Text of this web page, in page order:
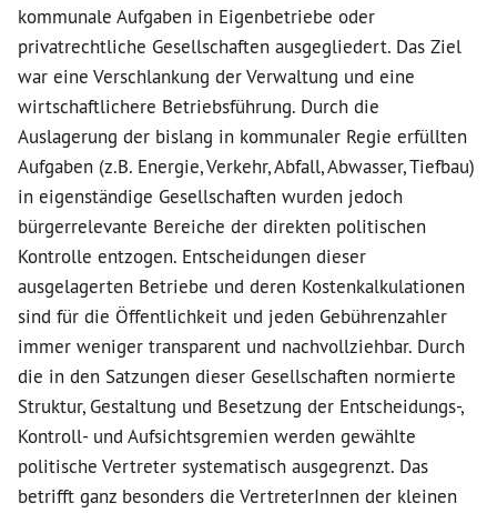
kommunale Aufgaben in Eigenbetriebe oder
privatrechtliche Gesellschaften ausgegliedert. Das Ziel
war eine Verschlankung der Verwaltung und eine
wirtschaftlichere Betriebsführung. Durch die
Auslagerung der bislang in kommunaler Regie erfüllten
Aufgaben (z.B. Energie, Verkehr, Abfall, Abwasser, Tiefbau)
in eigenständige Gesellschaften wurden jedoch
bürgerrelevante Bereiche der direkten politischen
Kontrolle entzogen. Entscheidungen dieser
ausgelagerten Betriebe und deren Kostenkalkulationen
sind für die Öffentlichkeit und jeden Gebührenzahler
immer weniger transparent und nachvollziehbar. Durch
die in den Satzungen dieser Gesellschaften normierte
Struktur, Gestaltung und Besetzung der Entscheidungs-,
Kontroll- und Aufsichtsgremien werden gewählte
politische Vertreter systematisch ausgegrenzt. Das
betrifft ganz besonders die VertreterInnen der kleinen